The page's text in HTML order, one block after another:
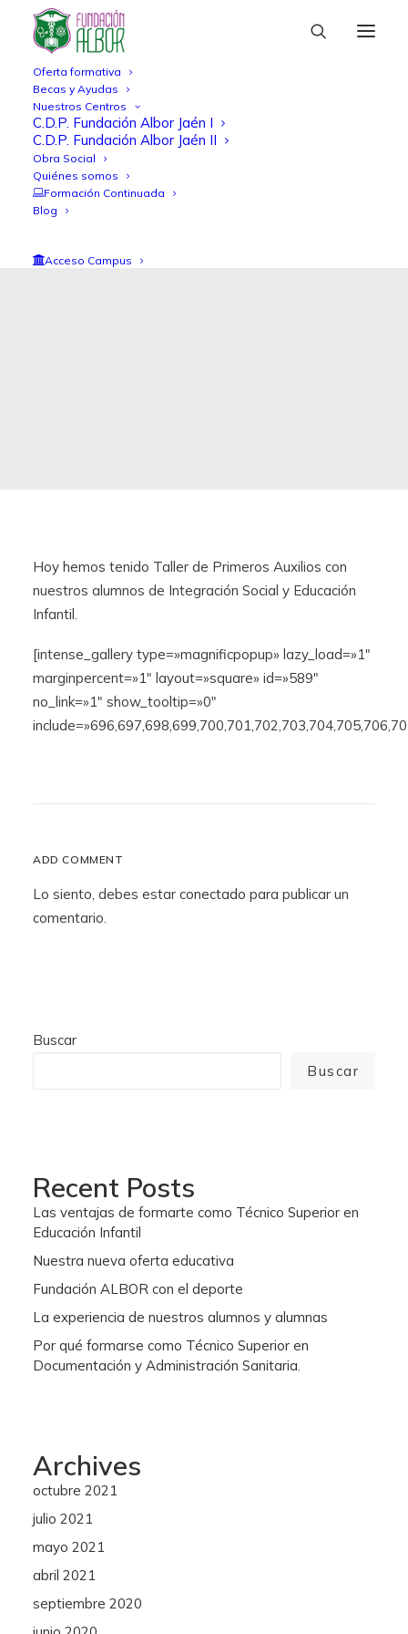
Oferta formativa
Becas y Ayudas
Nuestros Centros
C.D.P. Fundación Albor Jaén I
C.D.P. Fundación Albor Jaén II
Obra Social
Quiénes somos
Formación Continuada
Blog
Acceso Campus
Hoy hemos tenido Taller de Primeros Auxilios con
nuestros alumnos de Integración Social y Educación
Infantil.
[intense_gallery type=»magnificpopup» lazy_load=»1″
marginpercent=»1″ layout=»square» id=»589″
no_link=»1″ show_tooltip=»0″
ADD COMMENT
Lo siento, debes estar conectado para publicar un
comentario.
Buscar
Buscar
Recent Posts
Las ventajas de formarte como Técnico Superior en
Educación Infantil
Nuestra nueva oferta educativa
Fundación ALBOR con el deporte
La experiencia de nuestros alumnos y alumnas
Por qué formarse como Técnico Superior en
Documentación y Administración Sanitaria.
Archives
octubre 2021
julio 2021
mayo 2021
abril 2021
septiembre 2020